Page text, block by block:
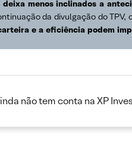
menos inclinados a
da divulgação do
e a eficiência podem
não tem conta na XP